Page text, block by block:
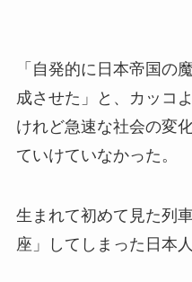
「自発的に日本帝国の
成させた」と、カッコ
けれど急速な社会の変
ていけていなかった。
生まれて初めて見た列
座」してしまった日本人